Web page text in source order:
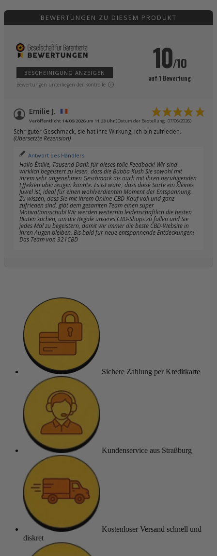
BEWERTUNGEN ZU DIESEM PRODUKT
BESCHEINIGUNG ANZEIGEN
Bewertungen unterliegen der Kontrolle
10/10
auf 1 Bewertung
Emilie J.
Veröffentlicht 14/06/2026 um 11:28 Uhr(Datum der Bestellung: 07/06/2026)
Sehr guter Geschmack, sie hat ihre Wirkung, ich bin zufrieden.
(Übersetzte Rezension)
Antwort des Händlers
Hallo Émilie, Tausend Dank für dieses tolle Feedback! Wir sind
wirklich begeistert zu lesen, dass die Bubba Kush Sie sowohl mit
ihrem sehr angenehmen Geschmack als auch mit ihren beruhigenden
Effekten überzeugen konnte. Es ist wahr, dass diese Sorte ein kleines
Juwel ist, ideal für einen wohlverdienten Moment der Entspannung.
Zu wissen, dass Sie mit Ihrem Online-CBD-Kauf voll und ganz
zufrieden sind, gibt dem gesamten Team einen super
Motivationsschub! Wir werden weiterhin leidenschaftlich die besten
Blüten suchen, um die Regale unseres CBD-Shops zu füllen und Sie
jedes Mal zu begeistern, damit wir immer die beste CBD-Website in
Ihren Augen bleiben. Bis bald für neue entspannende Entdeckungen!
Das Team von 321CBD
Sichere Zahlung per Kreditkarte
Kundenservice aus Straßburg
Kostenloser Versand schnell und
diskret